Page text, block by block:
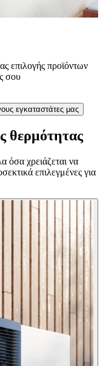
επιλογής προϊόντων
σου
εγκαταστάτες μας
θερμότητας
όσα χρειάζεται να
επιλεγμένες για